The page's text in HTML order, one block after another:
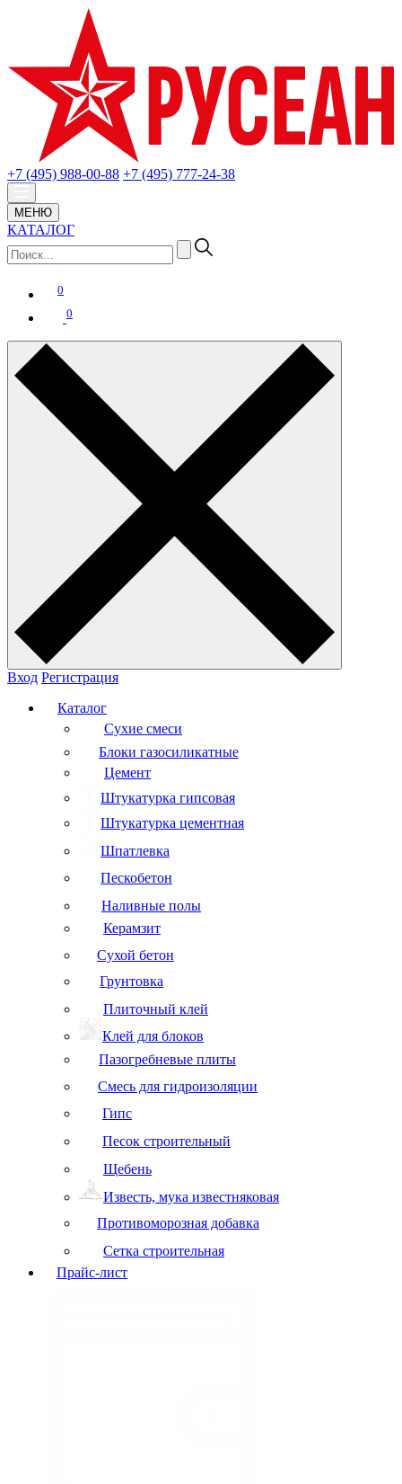
+7 (495) 988-00-88 +7 (495) 777-24-38
МЕНЮ
КАТАЛОГ
0
0
Вход Регистрация
Каталог
Сухие смеси
Блоки газосиликатные
Цемент
Штукатурка гипсовая
Штукатурка цементная
Шпатлевка
Пескобетон
Наливные полы
Керамзит
Сухой бетон
Грунтовка
Плиточный клей
Клей для блоков
Пазогребневые плиты
Смесь для гидроизоляции
Гипс
Песок строительный
Щебень
Известь, мука известняковая
Противоморозная добавка
Сетка строительная
Прайс-лист